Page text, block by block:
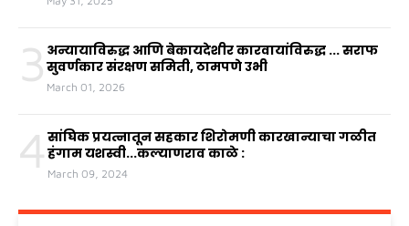
3 अन्यायाविरुद्ध आणि बेकायदेशीर कारवायांविरुद्ध ... सराफ
सुवर्णकार संरक्षण समिती, ठामपणे उभी
March 01, 2026
4 सांघिक प्रयत्नातून सहकार शिरोमणी कारखान्याचा गळीत
हंगाम यशस्वी...कल्याणराव काळे :
March 09, 2024